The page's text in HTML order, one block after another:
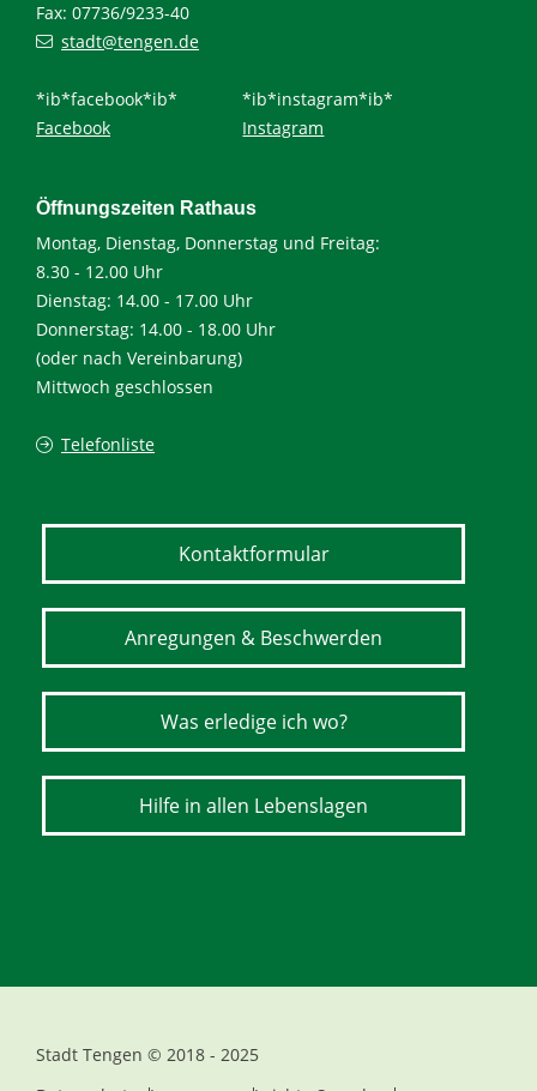
Fax: 07736/9233-40
stadt@tengen.de
*ib*facebook*ib*
Facebook
*ib*instagram*ib*
Instagram
Öffnungszeiten Rathaus
Montag, Dienstag, Donnerstag und Freitag:
8.30 - 12.00 Uhr
Dienstag: 14.00 - 17.00 Uhr
Donnerstag: 14.00 - 18.00 Uhr
(oder nach Vereinbarung)
Mittwoch geschlossen
Telefonliste
Kontaktformular
Anregungen & Beschwerden
Was erledige ich wo?
Hilfe in allen Lebenslagen
Stadt Tengen © 2018 - 2025